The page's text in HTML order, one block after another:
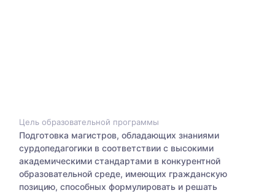
Цель образовательной программы
Подготовка магистров, обладающих знаниями
сурдопедагогики в соответствии с высокими
академическими стандартами в конкурентной
образовательной среде, имеющих гражданскую
позицию, способных формулировать и решать